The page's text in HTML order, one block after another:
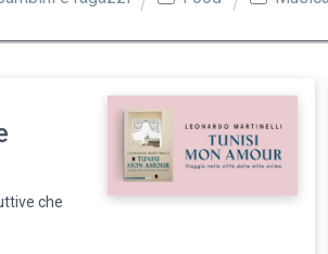
che